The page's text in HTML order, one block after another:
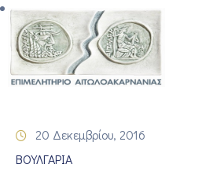
ΑΡΧΙΚΗ
ΓΕΜΗ
–
20 Δεκεμβρίου, 2016
ΒΟΥΛΓΑΡΙΑ